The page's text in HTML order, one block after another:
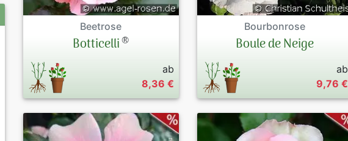
Beetrose
Botticelli®
ab
8,36 €
Bourbonrose
Boule de Neige
ab
9,76 €